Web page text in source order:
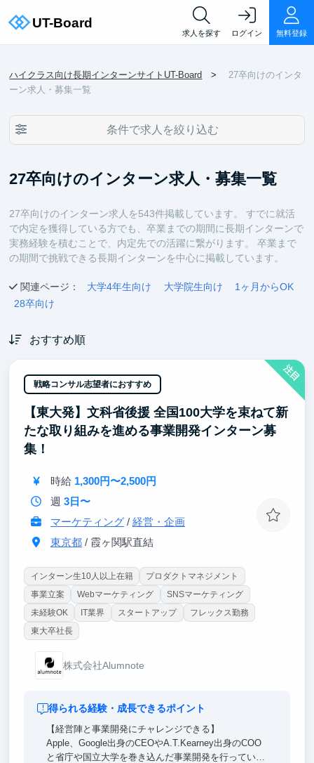
求人を探す ログイン 無料登録
ハイクラス向け長期インターンサイトUT-Board
27卒向けのインタ
ーン求人・募集一覧
条件で求人を絞り込む
27卒向けのインターン求人・募集一覧
27卒向けのインターン求人を543件掲載しています。 すでに就活
で内定を獲得している方でも、卒業までの期間に長期インターンで
実務経験を積むことで、内定先での活躍に繋がります。 卒業まで
の期間で挑戦できる長期インターンを中心に掲載しています。
関連ページ： 大学4年生向け 大学院生向け
1ヶ月からOK
28卒向け
おすすめ順
注目
戦略コンサル志望者におすすめ
【東大発】文科省後援 全国100大学を束ねて新
たな取り組みを進める事業開発インターン募
集！
時給 1,300円〜2,500円
週 3日〜
マーケティング/ 経営・企画
東京都/ 霞ヶ関駅直結
インターン生10人以上在籍
プロダクトマネジメント
事業立案
Webマーケティング
SNSマーケティング
未経験OK
IT業界 スタートアップ
フレックス勤務
東大卒社長
株式会社Alumnote
得られる経験・成長できるポイント
【経営陣と事業開発にチャレンジできる】
Apple、Google出身のCEOやA.T.Kearney出身のCOO
と省庁や国立大学を巻き込んだ事業開発を行っていた